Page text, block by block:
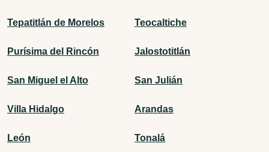
Tepatitlán de Morelos Teocaltiche
Purísima del Rincón Jalostotitlán
San Miguel el Alto San Julián
Villa Hidalgo Arandas
León Tonalá